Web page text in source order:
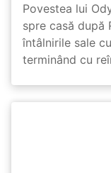
Povestea lui
spre casă după
întâlnirile sale
terminând cu